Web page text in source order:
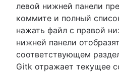
левой нижней панели
коммите и полный
нажать файл с правой
нижней панели
соответствующем
Gitk отражает текущее